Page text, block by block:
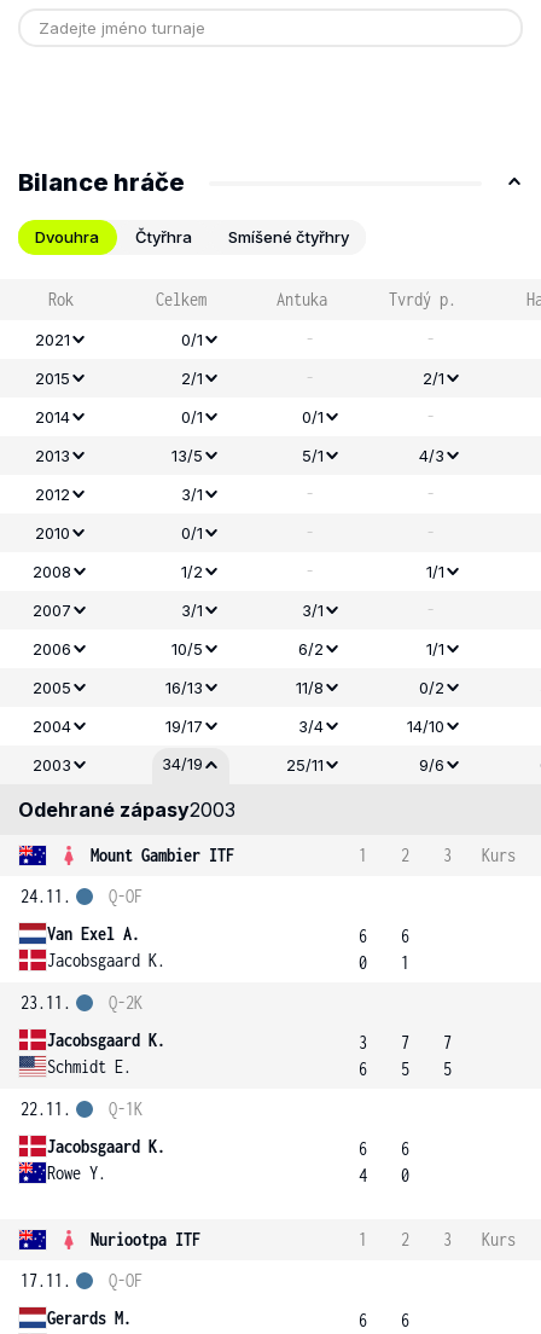
Bilance hráče
Dvouhra Čtyřhra Smíšené čtyřhry
Rok Celkem Antuka Tvrdý p.
2021 0/1 - -
2015 2/1 -
2/1
2014
0/1 0/1 -
2013 13/5 5/1
4/3
2012
3/1 - -
2010 0/1 - -
2008 1/2 -
1/1
2007
3/1 3/1 -
2006 10/5 6/2
1/1
2005
16/13 11/8 0/2
2004
19/17 3/4 14/10
2003
34/19 25/11 9/6
Odehrané zápasy2003
Mount Gambier ITF 1 2 3
Kurs
24.11.
Van Exel A.
Jacobsgaard K.
Q-OF
6
0
6
1
23.11.
Jacobsgaard K.
Schmidt E.
Q-2K
3
6
7
5
7
5
22.11.
Jacobsgaard K.
Rowe Y.
Q-1K
6
4
6
0
Nuriootpa ITF 1 2 3
Kurs
17.11.
Gerards M.
Q-OF
6
6